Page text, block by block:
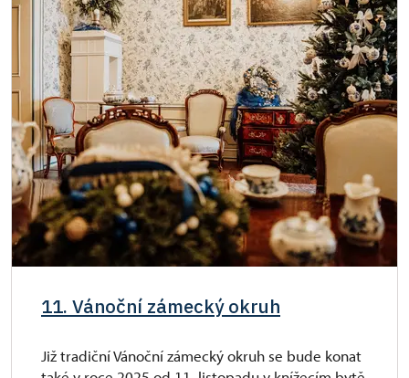
11. Vánoční zámecký okruh
Již tradiční Vánoční zámecký okruh se bude konat